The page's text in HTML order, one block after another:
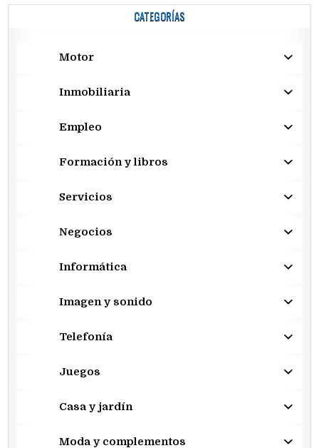
CATEGORÍAS
Motor
Inmobiliaria
Empleo
Formación y libros
Servicios
Negocios
Informática
Imagen y sonido
Telefonía
Juegos
Casa y jardín
Moda y complementos